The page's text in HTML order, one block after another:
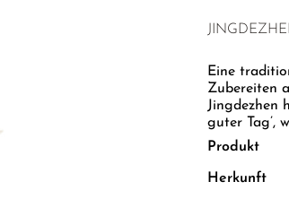
Eine
Zubereiten
Jingdezhen
guter Tag’,
Produkt
Herkunft